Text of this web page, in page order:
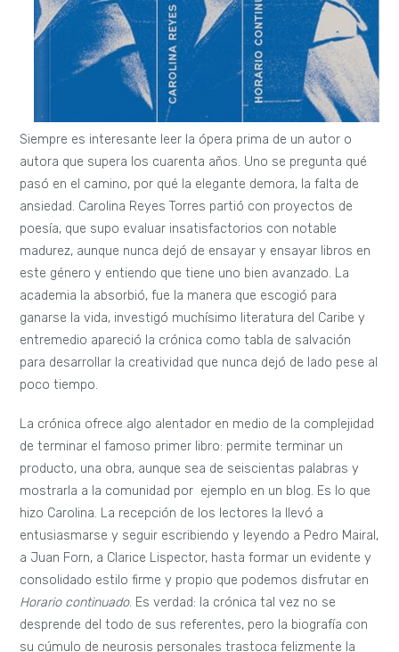
Siempre es interesante leer la ópera prima de un autor o
autora que supera los cuarenta años. Uno se pregunta qué
pasó en el camino, por qué la elegante demora, la falta de
ansiedad. Carolina Reyes Torres partió con proyectos de
poesía, que supo evaluar insatisfactorios con notable
madurez, aunque nunca dejó de ensayar y ensayar libros en
este género y entiendo que tiene uno bien avanzado. La
academia la absorbió, fue la manera que escogió para
ganarse la vida, investigó muchísimo literatura del Caribe y
entremedio apareció la crónica como tabla de salvación
para desarrollar la creatividad que nunca dejó de lado pese al
poco tiempo.
La crónica ofrece algo alentador en medio de la complejidad
de terminar el famoso primer libro: permite terminar un
producto, una obra, aunque sea de seiscientas palabras y
mostrarla a la comunidad por ejemplo en un blog. Es lo que
hizo Carolina. La recepción de los lectores la llevó a
entusiasmarse y seguir escribiendo y leyendo a Pedro Mairal,
a Juan Forn, a Clarice Lispector, hasta formar un evidente y
consolidado estilo firme y propio que podemos disfrutar en
Horario continuado. Es verdad: la crónica tal vez no se
desprende del todo de sus referentes, pero la biografía con
su cúmulo de neurosis personales trastoca felizmente la